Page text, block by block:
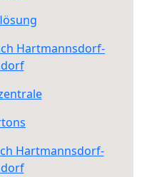
Hartmannsdorf-
Hartmannsdorf-